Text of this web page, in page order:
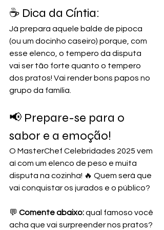
☕ Dica da Cíntia:
Já prepara aquele balde de pipoca
(ou um docinho caseiro) porque, com
esse elenco, o tempero da disputa
vai ser tão forte quanto o tempero
dos pratos! Vai render bons papos no
grupo da família.
📢 Prepare-se para o
sabor e a emoção!
O MasterChef Celebridades 2025 vem
aí com um elenco de peso e muita
disputa na cozinha! 🔥 Quem será que
vai conquistar os jurados e o público?
💬 Comente abaixo: qual famoso você
acha que vai surpreender nos pratos?